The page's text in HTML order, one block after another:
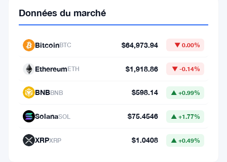
pour
ses
solutions
finance
décentralisée,
attire
l’attention
grâce
Données du marché
BitcoinBTC $64,973.94 ▼ 0.00%
EthereumETH $1,918.86 ▼ -0.14%
BNBBNB $598.14 ▲ +0.99%
SolanaSOL $75.4546 ▲ +1.77%
XRPXRP $1.0408 ▲ +0.49%